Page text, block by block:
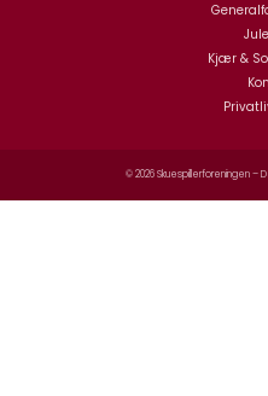
Kjær &
© 2026 Skuespillerforeningen –